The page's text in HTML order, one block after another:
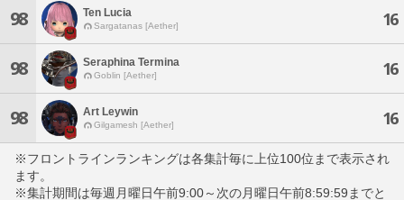
98 Ten Lucia
Sargatanas [Aether] 16
98 Seraphina Termina
Goblin [Aether] 16
98 Art Leywin
Gilgamesh [Aether] 16
※フロントラインランキングは各集計毎に上位100位まで表示され
ます。
※集計期間は毎週月曜日午前9:00～次の月曜日午前8:59:59までと